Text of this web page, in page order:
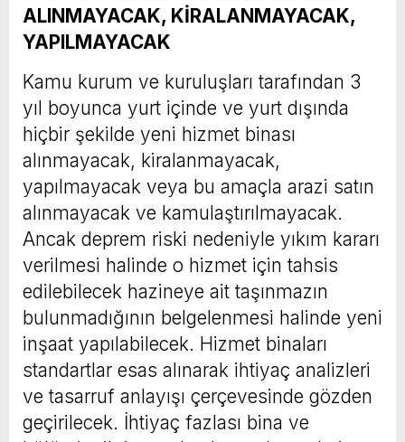
ALINMAYACAK, KİRALANMAYACAK,
YAPILMAYACAK
Kamu kurum ve kuruluşları tarafından 3
yıl boyunca yurt içinde ve yurt dışında
hiçbir şekilde yeni hizmet binası
alınmayacak, kiralanmayacak,
yapılmayacak veya bu amaçla arazi satın
alınmayacak ve kamulaştırılmayacak.
Ancak deprem riski nedeniyle yıkım kararı
verilmesi halinde o hizmet için tahsis
edilebilecek hazineye ait taşınmazın
bulunmadığının belgelenmesi halinde yeni
inşaat yapılabilecek. Hizmet binaları
standartlar esas alınarak ihtiyaç analizleri
ve tasarruf anlayışı çerçevesinde gözden
geçirilecek. İhtiyaç fazlası bina ve